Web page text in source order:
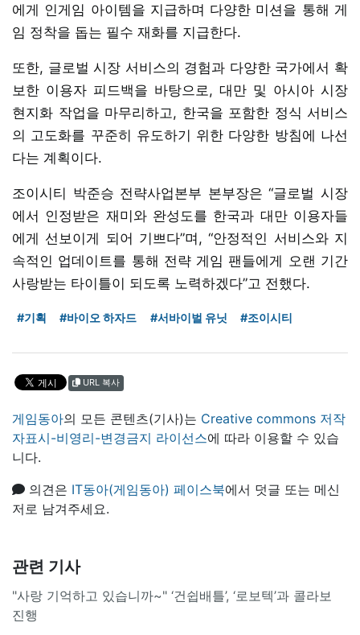
에게 인게임 아이템을 지급하며 다양한 미션을 통해 게
임 정착을 돕는 필수 재화를 지급한다.
또한, 글로벌 시장 서비스의 경험과 다양한 국가에서 확
보한 이용자 피드백을 바탕으로, 대만 및 아시아 시장
현지화 작업을 마무리하고, 한국을 포함한 정식 서비스
의 고도화를 꾸준히 유도하기 위한 다양한 방침에 나선
다는 계획이다.
조이시티 박준승 전략사업본부 본부장은 “글로벌 시장
에서 인정받은 재미와 완성도를 한국과 대만 이용자들
에게 선보이게 되어 기쁘다”며, “안정적인 서비스와 지
속적인 업데이트를 통해 전략 게임 팬들에게 오랜 기간
사랑받는 타이틀이 되도록 노력하겠다”고 전했다.
#기획 #바이오 하자드 #서바이벌 유닛 #조이시티
URL 복사
게임동아의 모든 콘텐츠(기사)는 Creative commons 저작
자표시-비영리-변경금지 라이선스에 따라 이용할 수 있습
니다.
의견은 IT동아(게임동아) 페이스북에서 덧글 또는 메신
저로 남겨주세요.
관련 기사
"사랑 기억하고 있습니까~" ‘건쉽배틀’, ‘로보텍’과 콜라보
진행